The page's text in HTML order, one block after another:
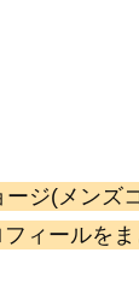
ージ(メンズ
ィールをま